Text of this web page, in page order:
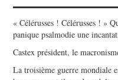
« Célérusses ! Célérusses ! »
panique psalmodie une
Castex président, le
La troisième guerre mondiale